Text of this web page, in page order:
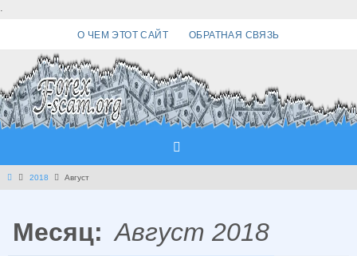
.
О ЧЕМ ЭТОТ САЙТ ОБРАТНАЯ СВЯЗЬ
Главная
2018 Август
Месяц: Август 2018